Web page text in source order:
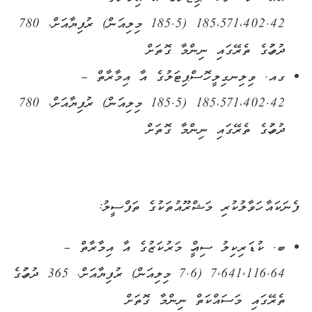
185،571،402.42 (185.5 މިލިއަން) ރުފިޔާއަށް، 780
ދުވަހުގެ ތެރޭގައި ނިންމާ ގޮތަށް
ގއ. ވިލިނގިލީ ހޮސްޕިޓަލުގެ އާ އިމާރާތް –
185،571،402.42 (185.5 މިލިއަން) ރުފިޔާއަށް، 780
ދުވަހުގެ ތެރޭގައި ނިންމާ ގޮތަށް
ފެނަކައާ ހަވާލުކުރި މަޝްރޫއުތަކުގެ ތަފްސީލު:
ބ. ކުޑަރިކިލު ސިއްހީ މަރުކަޒުގެ އާ އިމާރާތް –
7,641,116.64 (7.6 މިލިއަން) ރުފިޔާއަށް، 365 ދުވަހުގެ
ތެރޭގައި މަސައްކަތް ނިންމާ ގޮތަށް